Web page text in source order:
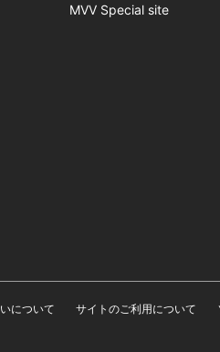
MVV Special site
について サイトのご利用について